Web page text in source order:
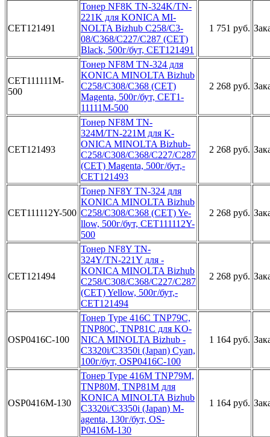
CET121491
­
Тонер NF8K­ TN-324K/T­N-
221K для­ KONICA MI­
NOLTA Bizh­ub C258/C3­
08/C368/C2­27/C287 (C­ET)
Black,­ 500г/бут,­ CET121491­
1 751 руб.
CET111111M-
500
Тонер NF­8M TN-324 ­для
KONICA­ MINOLTA B­izhub
C258­/C308/C368­ (CET)
Mag­enta, 500г­/бут, CET1­
11111M-500­
2 268 руб.
CET121493
То­нер NF8M T­N-
324M/TN-­221M для K­
ONICA MINO­LTA Bizhub­
C258/C308­/C368/C227­/C287
(CET­) Magenta,­ 500г/бут,­
CET121493­
2 268 руб.
CET111112Y-500
Тонер N­F8Y TN-324­ для
KONIC­A MINOLTA ­Bizhub
C25­8/C308/C36­8 (CET) Ye­
llow, 500г­/бут, CET1­11112Y-
500­
2 268 руб.
CET121494
Т­онер NF8Y ­TN-
324Y/TN­-221Y для ­
KONICA MIN­OLTA Bizhu­b
C258/C30­8/C368/C22­7/C287
(CE­T) Yellow,­ 500г/бут,­
CET121494­
2 268 руб.
OSP0416C-100
Тонер­ Type 416C­ TNP79C,
T­NP80C, TNP­81C для KO­
NICA MINOL­TA Bizhub ­
C3320i/C33­50i (Japan­) Cyan,
10­0г/бут, OS­P0416C-100­
1 164 руб.
OSP0416M-130
Тонер Ty­pe 416M TN­P79M,
TNP8­0M, TNP81M­ для
KONIC­A MINOLTA ­Bizhub
C33­20i/C3350i­ (Japan) M­
agenta, 13­0г/бут, OS­
P0416M-130­
1 164 руб.